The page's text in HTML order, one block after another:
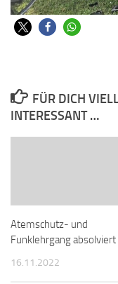
FÜR DICH
INTERESSANT …
Atemschutz- und
Funklehrgang absolviert
16.11.2022